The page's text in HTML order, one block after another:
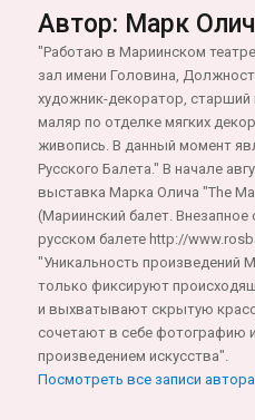
Автор: Марк Олич
"Работаю в Мариинском
зал имени Головина,
художник-декоратор,
маляр по отделке мягких
живопись. В данный момент
Русского Балета." В начале
выставка Марка Олича "Thе
(Мариинский балет. Внезапное
русском балете http://
"Уникальность произведений
только фиксируют
и выхватывают скрытую
сочетают в себе фотографию
произведением искусства".
Посмотреть все записи